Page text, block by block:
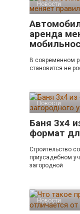
Новости
аренда
В современном
становится не
Новости
Баня 3х4
формат
Строительство
приусадебном
загородной
Новости